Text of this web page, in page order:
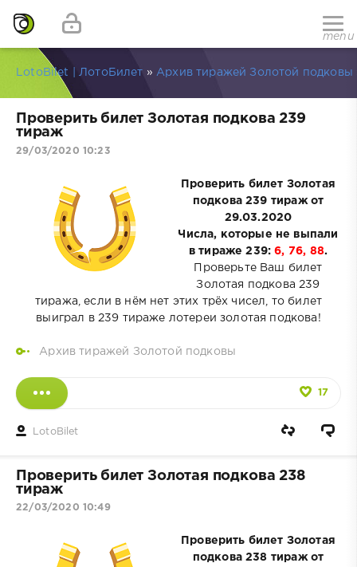
menu
LotoBilet | ЛотоБилет » Архив тиражей Золотой подковы
Проверить билет Золотая подкова 239
тираж
29/03/2020 10:23
Проверить билет Золотая
подкова 239 тираж от
29.03.2020
Числа, которые не выпали
в тираже 239:6, 76, 88.
Проверьте Ваш билет
Золотая подкова 239
тиража, если в нём нет этих трёх чисел, то билет
выиграл в 239 тираже лотереи золотая подкова!
Архив тиражей Золотой подковы
17
LotoBilet
Проверить билет Золотая подкова 238
тираж
22/03/2020 10:49
Проверить билет Золотая
подкова 238 тираж от